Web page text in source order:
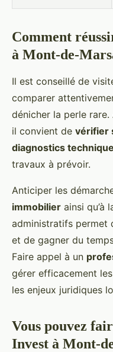
Comment
à Mont-de-
Il est conseillé de
comparer
dénicher la perle
il convient de vérifier
diagnostics
travaux à prévoir.
Anticiper les
immobilier ainsi qu’à
administratifs permet
et de gagner du
Faire appel à un
gérer efficacement
les enjeux juridiques
Vous pouvez
Invest à Mont-